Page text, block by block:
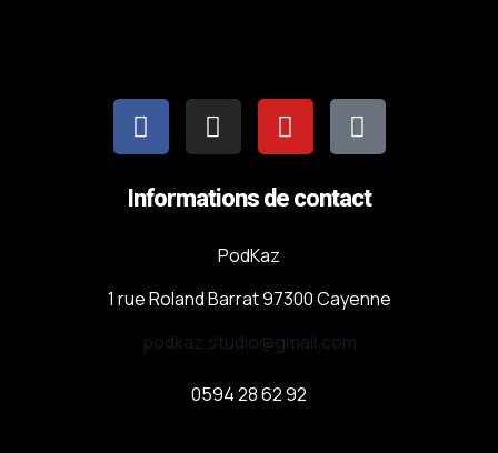
Informations de contact
PodKaz
1 rue Roland Barrat 97300 Cayenne
podkaz.studio@gmail.com
0594 28 62 92